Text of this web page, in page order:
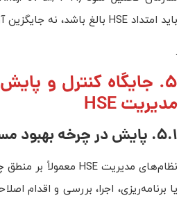
باید امتداد HSE بالغ باشد، نه جایگزین آن.
.
5. جایگاه کنترل و
مدیریت HSE
5.1. پایش در چرخه بهبود مستمر
یا برنامه‌ریزی، اجرا، بررسی و اقدام